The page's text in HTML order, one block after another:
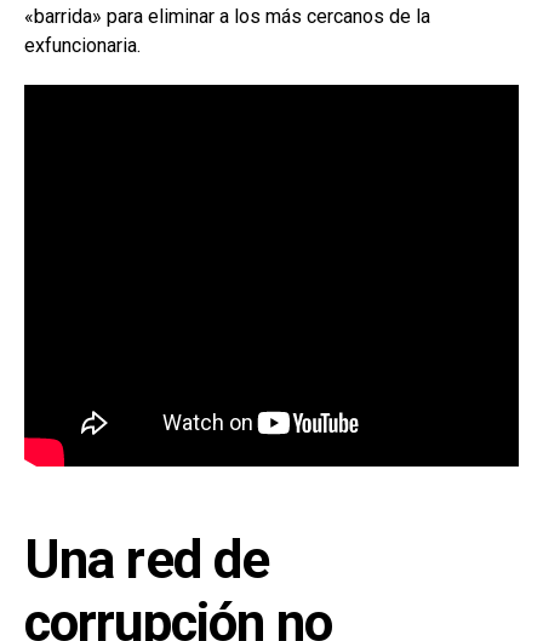
«barrida» para eliminar a los más cercanos de la
exfuncionaria.
Una red de
corrupción no